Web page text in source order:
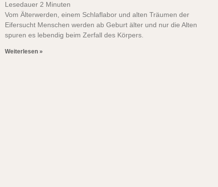
Lesedauer 2 Minuten
Vom Älterwerden, einem Schlaflabor und alten Träumen der
Eifersucht Menschen werden ab Geburt älter und nur die Alten
spuren es lebendig beim Zerfall des Körpers.
Weiterlesen »